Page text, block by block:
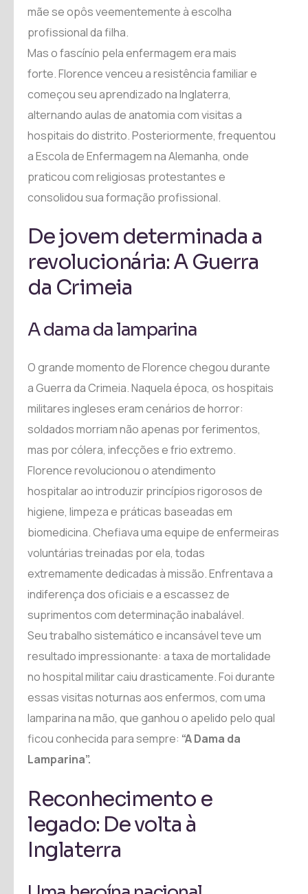
mãe se opôs veementemente à escolha
profissional da filha.
Mas o fascínio pela enfermagem era mais
forte. Florence venceu a resistência familiar e
começou seu aprendizado na Inglaterra,
alternando aulas de anatomia com visitas a
hospitais do distrito. Posteriormente, frequentou
a Escola de Enfermagem na Alemanha, onde
praticou com religiosas protestantes e
consolidou sua formação profissional.
De jovem determinada a
revolucionária: A Guerra
da Crimeia
A dama da lamparina
O grande momento de Florence chegou durante
a Guerra da Crimeia. Naquela época, os hospitais
militares ingleses eram cenários de horror:
soldados morriam não apenas por ferimentos,
mas por cólera, infecções e frio extremo.
Florence revolucionou o atendimento
hospitalar ao introduzir princípios rigorosos de
higiene, limpeza e práticas baseadas em
biomedicina. Chefiava uma equipe de enfermeiras
voluntárias treinadas por ela, todas
extremamente dedicadas à missão. Enfrentava a
indiferença dos oficiais e a escassez de
suprimentos com determinação inabalável.
Seu trabalho sistemático e incansável teve um
resultado impressionante: a taxa de mortalidade
no hospital militar caiu drasticamente. Foi durante
essas visitas noturnas aos enfermos, com uma
lamparina na mão, que ganhou o apelido pelo qual
ficou conhecida para sempre: “A Dama da
Lamparina”.
Reconhecimento e
legado: De volta à
Inglaterra